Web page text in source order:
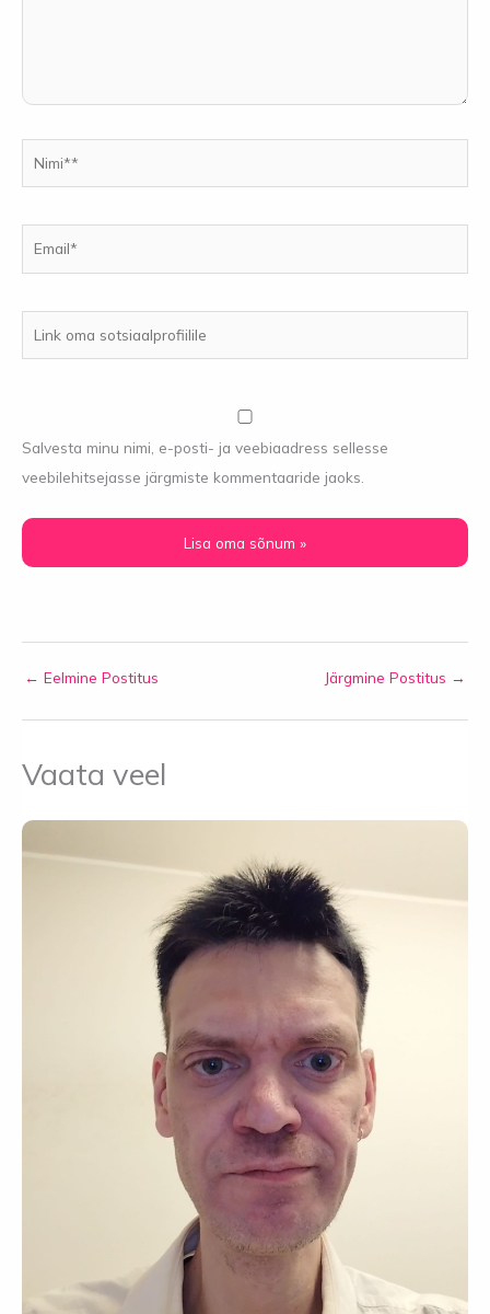
oma
Salvesta minu nimi, e-posti- ja veebiaadress sellesse
veebilehitsejasse järgmiste kommentaaride jaoks.
← Eelmine Postitus Järgmine Postitus →
Vaata veel